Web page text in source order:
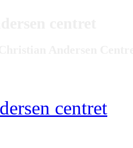
centret